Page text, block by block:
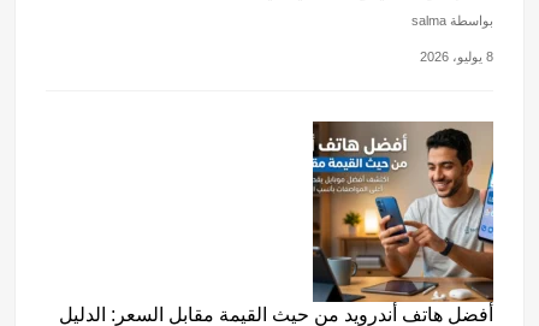
بواسطة salma
8 يوليو، 2026
أفضل هاتف أندرويد من حيث القيمة مقابل السعر: الدليل